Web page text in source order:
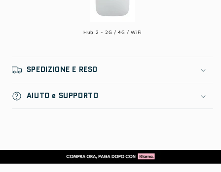
Hub 2 - 2G / 4G / WiFi
SPEDIZIONE E RESO
AIUTO e SUPPORTO